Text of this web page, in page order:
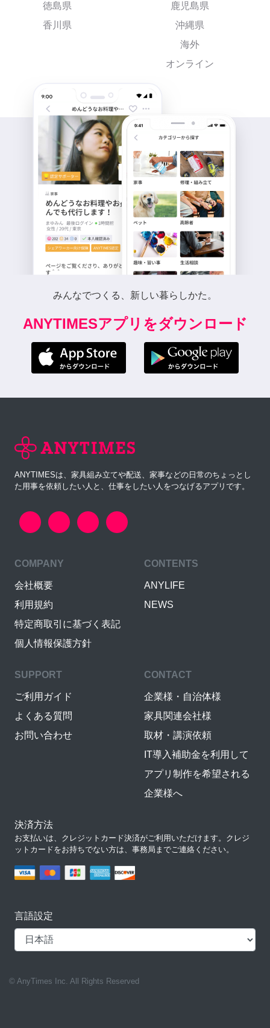
徳島県
香川県
鹿児島県
沖縄県
海外
オンライン
みんなでつくる、新しい暮らしかた。
ANYTIMESアプリをダウンロード
ANYTIMESは、家具組み立てや配送、家事などの日常のちょっとし
た用事を依頼したい人と、仕事をしたい人をつなげるアプリです。
COMPANY
会社概要
利用規約
特定商取引に基づく表記
個人情報保護方針
CONTENTS
ANYLIFE
NEWS
SUPPORT
ご利用ガイド
よくある質問
お問い合わせ
CONTACT
企業様・自治体様
家具関連会社様
取材・講演依頼
IT導入補助金を利用して
アプリ制作を希望される
企業様へ
決済方法
お支払いは、クレジットカード決済がご利用いただけます。クレジ
ットカードをお持ちでない方は、事務局までご連絡ください。
言語設定
© AnyTimes Inc. All Rights Reserved